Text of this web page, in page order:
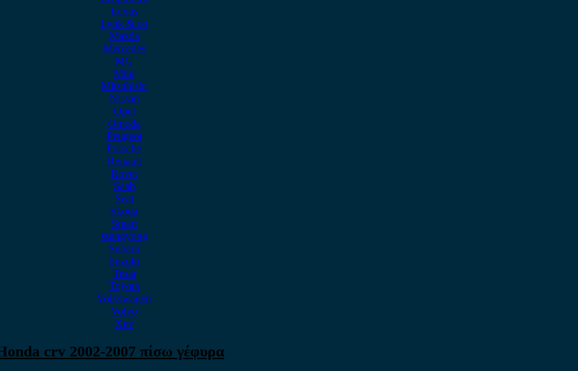
Lexus
Lynk & co
Mazda
Mercedes
MG
Mini
Mitsubishi
Nissan
Opel
Omoda
Peugeot
Porsche
Renault
Rover
Saab
Seat
Skoda
Smart
ssangyong
Subaru
Suzuki
Tesla
Toyota
Volkswagen
Volvo
Xev
crv 2002-2007 πίσω γέφυρα